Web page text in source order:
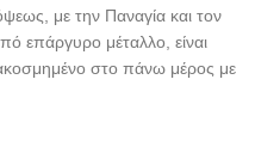
με την Παναγία και τον
επάργυρο μέταλλο, είναι
στο πάνω μέρος με